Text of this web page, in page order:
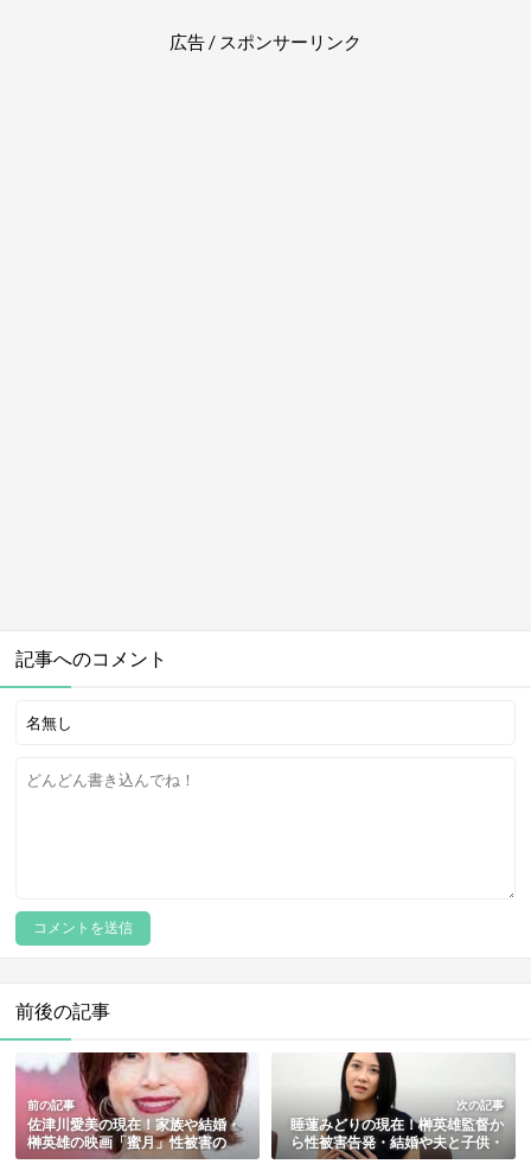
広告 / スポンサーリンク
記事へのコメント
前後の記事
前の記事
佐津川愛美の現在！家族や結婚・
榊英雄の映画「蜜月」性被害の
役・経歴やプロフィールまとめ
次の記事
睡蓮みどりの現在！榊英雄監督か
ら性被害告発・結婚や夫と子供・
若い頃からの経歴を総まとめ